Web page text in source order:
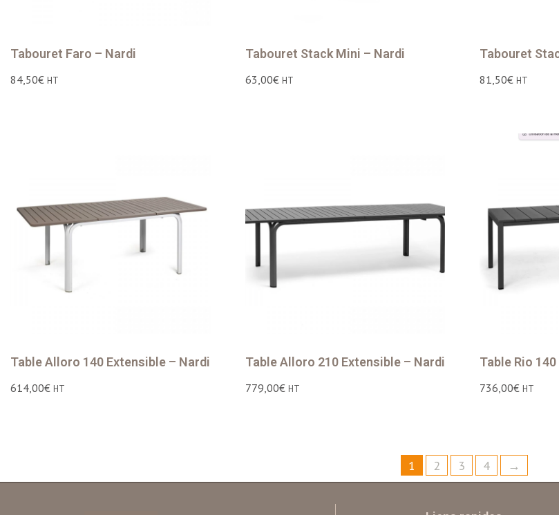
Tabouret Faro – Nardi
84,50€ HT
Tabouret Stack Mini – Nardi
63,00€ HT
Tabouret
81,50€ HT
Table Alloro 140 Extensible – Nardi
614,00€ HT
Table Alloro 210 Extensible – Nardi
779,00€ HT
Table Rio
736,00€ HT
1 2 3 4 →